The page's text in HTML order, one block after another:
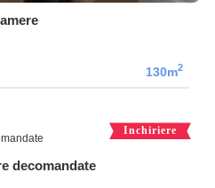
130m2
Inchiriere
decomandate